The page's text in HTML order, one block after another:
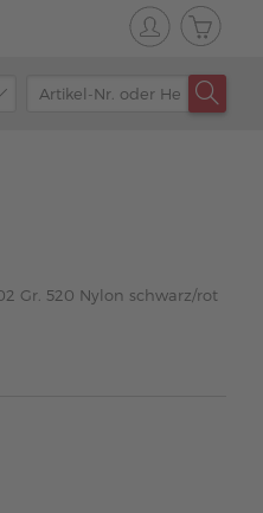
Gr. 520 Nylon schwarz/rot